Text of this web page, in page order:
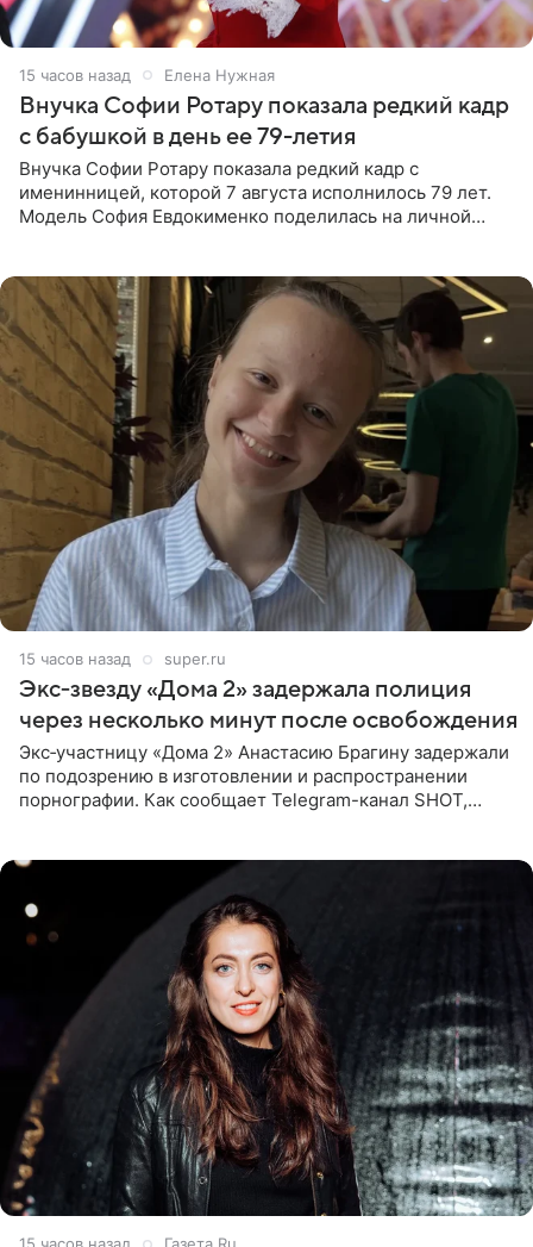
15 часов назад Елена Нужная
Внучка Софии Ротару показала редкий кадр
с бабушкой в день ее 79-летия
Внучка Софии Ротару показала редкий кадр с
именинницей, которой 7 августа исполнилось 79 лет.
Модель София Евдокименко поделилась на личной
15 часов назад super.ru
Экс‑звезду «Дома 2» задержала полиция
через несколько минут после освобождения
Экс‑участницу «Дома 2» Анастасию Брагину задержали
по подозрению в изготовлении и распространении
порнографии. Как сообщает Telegram-канал SHOT,